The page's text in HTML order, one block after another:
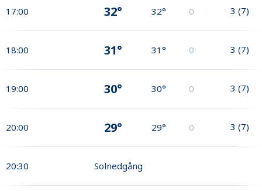
17:00 32° 32° 0 3 (7)
18:00 31° 31° 0 3 (7)
19:00 30° 30° 0 3 (7)
20:00 29° 29° 0 3 (7)
20:30 Solnedgång